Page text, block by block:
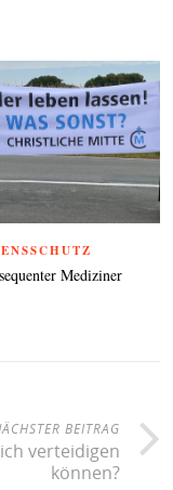
Mediziner
BEITRAG
verteidigen
können?